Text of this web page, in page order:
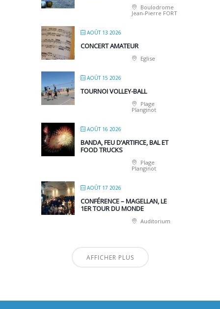
Boulodrome
Jean-Pierre FORT
AOÛT 13 2026
CONCERT AMATEUR
Eglise
AOÛT 15 2026
TOURNOI VOLLEY-BALL
Plage
Planginot
AOÛT 16 2026
BANDA, FEU D’ARTIFICE, BAL ET
FOOD TRUCKS
Plage
Planginot
AOÛT 17 2026
CONFÉRENCE – MAGELLAN, LE
1ER TOUR DU MONDE
Auditorium
AFFICHER PLUS